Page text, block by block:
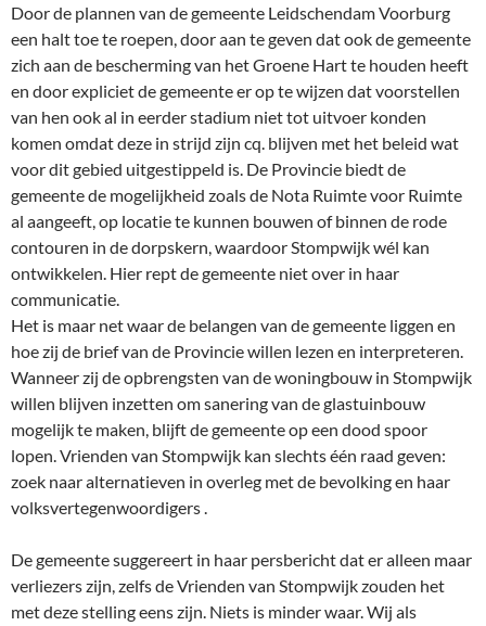
Door de plannen van de gemeente Leidschendam Voorburg
een halt toe te roepen, door aan te geven dat ook de gemeente
zich aan de bescherming van het Groene Hart te houden heeft
en door expliciet de gemeente er op te wijzen dat voorstellen
van hen ook al in eerder stadium niet tot uitvoer konden
komen omdat deze in strijd zijn cq. blijven met het beleid wat
voor dit gebied uitgestippeld is. De Provincie biedt de
gemeente de mogelijkheid zoals de Nota Ruimte voor Ruimte
al aangeeft, op locatie te kunnen bouwen of binnen de rode
contouren in de dorpskern, waardoor Stompwijk wél kan
ontwikkelen. Hier rept de gemeente niet over in haar
communicatie.
Het is maar net waar de belangen van de gemeente liggen en
hoe zij de brief van de Provincie willen lezen en interpreteren.
Wanneer zij de opbrengsten van de woningbouw in Stompwijk
willen blijven inzetten om sanering van de glastuinbouw
mogelijk te maken, blijft de gemeente op een dood spoor
lopen. Vrienden van Stompwijk kan slechts één raad geven:
zoek naar alternatieven in overleg met de bevolking en haar
volksvertegenwoordigers .
De gemeente suggereert in haar persbericht dat er alleen maar
verliezers zijn, zelfs de Vrienden van Stompwijk zouden het
met deze stelling eens zijn. Niets is minder waar. Wij als